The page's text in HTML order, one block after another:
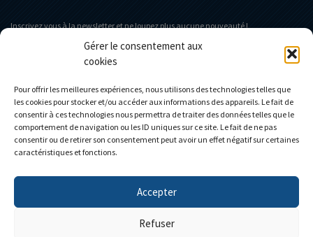
Gérer le consentement aux
cookies
Pour offrir les meilleures expériences, nous utilisons des technologies telles que
les cookies pour stocker et/ou accéder aux informations des appareils. Le fait de
consentir à ces technologies nous permettra de traiter des données telles que le
comportement de navigation ou les ID uniques sur ce site. Le fait de ne pas
consentir ou de retirer son consentement peut avoir un effet négatif sur certaines
caractéristiques et fonctions.
Accepter
Refuser
Inscrivez vous à la newsletter et ne loupez plus aucune nouveauté !
Le Club Eligor
La boutique
Modèles personnalisés
Contact
Mon compte
Mon panier
Personnalisez votre camion